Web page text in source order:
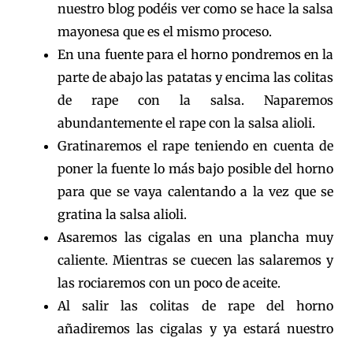
nuestro blog podéis ver como se hace la salsa
mayonesa que es el mismo proceso.
En una fuente para el horno pondremos en la
parte de abajo las patatas y encima las colitas
de rape con la salsa. Naparemos
abundantemente el rape con la salsa alioli.
Gratinaremos el rape teniendo en cuenta de
poner la fuente lo más bajo posible del horno
para que se vaya calentando a la vez que se
gratina la salsa alioli.
Asaremos las cigalas en una plancha muy
caliente. Mientras se cuecen las salaremos y
las rociaremos con un poco de aceite.
Al salir las colitas de rape del horno
añadiremos las cigalas y ya estará nuestro